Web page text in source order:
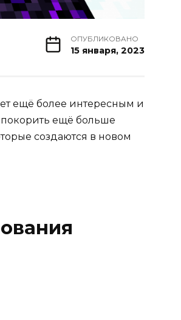
ОПУБЛИКОВАНО
15 января, 2023
ещё более интересным и
покорить ещё больше
создаются в новом